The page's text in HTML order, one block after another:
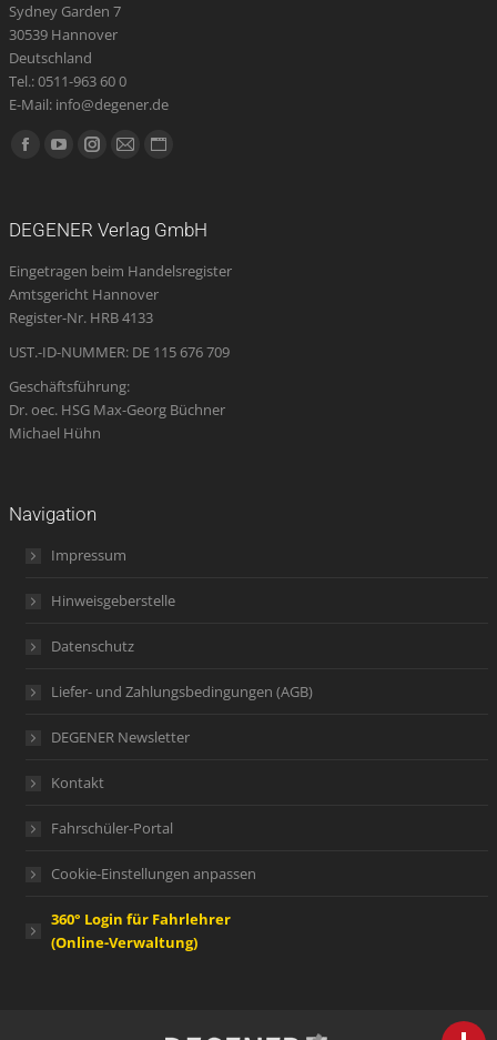
Sydney Garden 7
30539 Hannover
Deutschland
Tel.: 0511-963 60 0
E-Mail: info@degener.de
Finden Sie uns auf:
Facebook
new
window
YouTube
new
window
Instagram
new
window
E-
opens
in
new
Website
new
DEGENER Verlag GmbH
Eingetragen beim Handelsregister
Amtsgericht Hannover
Register-Nr. HRB 4133
UST.-ID-NUMMER: DE 115 676 709
Geschäftsführung:
Dr. oec. HSG Max-Georg Büchner
Michael Hühn
Navigation
Impressum
Hinweisgeberstelle
Datenschutz
Liefer- und Zahlungsbedingungen (AGB)
DEGENER Newsletter
Kontakt
Fahrschüler-Portal
Cookie-Einstellungen anpassen
360° Login für Fahrlehrer
(Online-Verwaltung)